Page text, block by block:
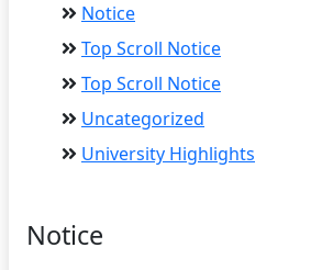
Notice
Top Scroll Notice
Top Scroll Notice
Uncategorized
University Highlights
Notice